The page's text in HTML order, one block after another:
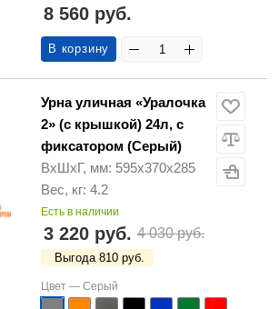
8 560 руб.
В корзину
Урна уличная «Уралочка
2» (с крышкой) 24л, с
фиксатором (Серый)
ВхШхГ, мм: 595х370х285
Вес, кг: 4.2
Есть в наличии
3 220 руб. 4 030 руб.
Выгода 810 руб.
Цвет — Серый